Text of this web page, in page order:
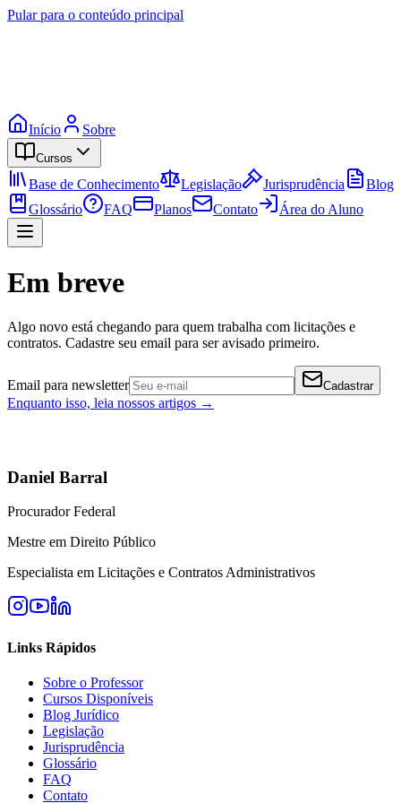
Pular para o conteúdo principal
Início Sobre
Cursos
Base de Conhecimento Legislação Jurisprudência
Blog
Glossário
FAQ Planos Contato Área do Aluno
Em breve
Algo novo está chegando para quem trabalha com licitações e
contratos. Cadastre seu email para ser avisado primeiro.
Email para newsletter Cadastrar
Enquanto isso, leia nossos artigos →
Daniel Barral
Procurador Federal
Mestre em Direito Público
Especialista em Licitações e Contratos Administrativos
Links Rápidos
Sobre o Professor
Cursos Disponíveis
Blog Jurídico
Legislação
Jurisprudência
Glossário
FAQ
Contato